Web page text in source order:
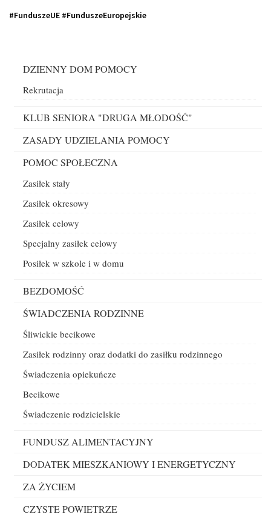
#FunduszeUE #FunduszeEuropejskie
Menu
DZIENNY DOM POMOCY
Rekrutacja
KLUB SENIORA "DRUGA MŁODOŚĆ"
ZASADY UDZIELANIA POMOCY
POMOC SPOŁECZNA
Zasiłek stały
Zasiłek okresowy
Zasiłek celowy
Specjalny zasiłek celowy
Posiłek w szkole i w domu
BEZDOMOŚĆ
ŚWIADCZENIA RODZINNE
Śliwickie becikowe
Zasiłek rodzinny oraz dodatki do zasiłku rodzinnego
Świadczenia opiekuńcze
Becikowe
Świadczenie rodzicielskie
FUNDUSZ ALIMENTACYJNY
DODATEK MIESZKANIOWY I ENERGETYCZNY
ZA ŻYCIEM
CZYSTE POWIETRZE